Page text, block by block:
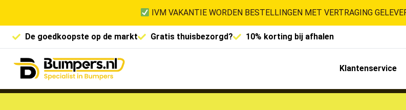
IVM VAKANTIE WORDEN BESTELLINGEN MET VERTRAGING
De goedkoopste op de markt Gratis thuisbezorgd? 10% korting bij afhalen
Klantenservice